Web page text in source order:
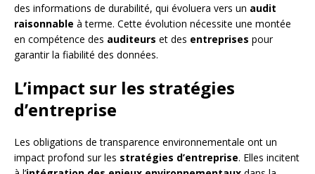
des informations de durabilité, qui évoluera vers un audit
raisonnable à terme. Cette évolution nécessite une montée
en compétence des auditeurs et des entreprises pour
garantir la fiabilité des données.
L’impact sur les stratégies
d’entreprise
Les obligations de transparence environnementale ont un
impact profond sur les stratégies d’entreprise. Elles incitent